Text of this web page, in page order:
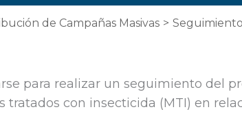
de Campañas Masivas
para realizar un seguimiento del
con insecticida (MTI) en